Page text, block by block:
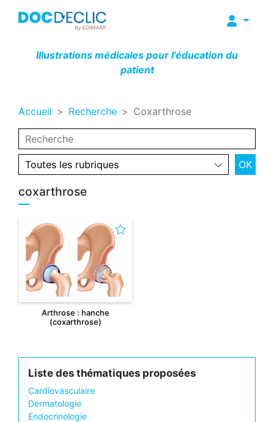
Illustrations médicales pour l'éducation du
patient
Accueil Recherche Coxarthrose
coxarthrose
Arthrose : hanche
(coxarthrose)
Liste des thématiques proposées
Cardiovasculaire
Dermatologie
Endocrinologie